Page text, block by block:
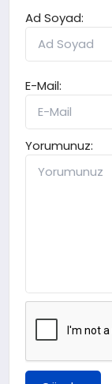
Ad Soyad:
E-Mail:
Yorumunuz: